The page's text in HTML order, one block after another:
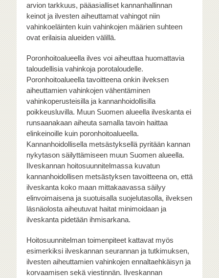
arvion tarkkuus, pääasialliset kannanhallinnan
keinot ja ilvesten aiheuttamat vahingot niin
vahinkoeläinten kuin vahinkojen määrien suhteen
ovat erilaisia alueiden välillä.
Poronhoitoalueella ilves voi aiheuttaa huomattavia
taloudellisia vahinkoja porotaloudelle.
Poronhoitoalueella tavoitteena onkin ilveksen
aiheuttamien vahinkojen vähentäminen
vahinkoperusteisilla ja kannanhoidollisilla
poikkeusluvilla. Muun Suomen alueella ilveskanta ei
runsaanakaan aiheuta samalla tavoin haittaa
elinkeinoille kuin poronhoitoalueella.
Kannanhoidollisella metsästyksellä pyritään kannan
nykytason säilyttämiseen muun Suomen alueella.
Ilveskannan hoitosuunnitelmassa kuvatun
kannanhoidollisen metsästyksen tavoitteena on, että
ilveskanta koko maan mittakaavassa säilyy
elinvoimaisena ja suotuisalla suojelutasolla, ilveksen
läsnäolosta aiheutuvat haitat minimoidaan ja
ilveskanta pidetään ihmisarkana.
Hoitosuunnitelman toimenpiteet kattavat myös
esimerkiksi ilveskannan seurannan ja tutkimuksen,
ilvesten aiheuttamien vahinkojen ennaltaehkäisyn ja
korvaamisen sekä viestinnän. Ilveskannan